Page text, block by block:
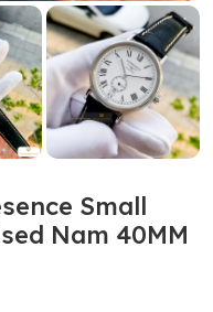
Small
Nam 40MM